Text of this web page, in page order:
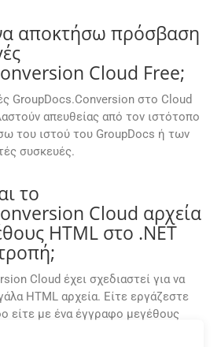
αποκτήσω πρόσβαση
Cloud Free;
GroupDocs.Conversion στο Cloud
απευθείας από τον ιστότοπο
του ιστού του GroupDocs ή των
συσκευές.
το
Cloud αρχεία
HTML στο .NET
Cloud έχει σχεδιαστεί για να
HTML αρχεία. Είτε εργάζεστε
είτε με ένα έγγραφο μεγέθους